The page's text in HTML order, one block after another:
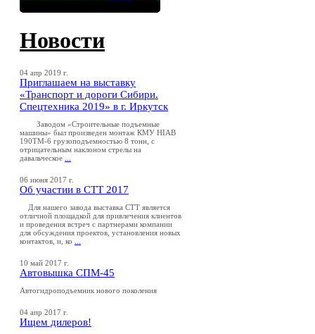
Новости
04 апр 2019 г.
Приглашаем на выставку
«Транспорт и дороги Сибири.
Спецтехника 2019» в г. Иркутск
Заводом «Строительные подъемные
машины» был произведен монтаж КМУ HIAB
190TM-6 грузоподъемностью 8 тонн, с
отрицательным наклоном стрелы на
давальческое
06 июня 2017 г.
Об участии в СТТ 2017
Для нашего завода выставка СТТ является
отличной площадкой для привлечения клиентов
и проведения встреч с партнерами компании
для обсуждения проектов, установления новых
контактов, и, ко
10 май 2017 г.
Автовышка СПМ-45
Автогидроподъемник нового поколения
04 апр 2017 г.
Ищем дилеров!